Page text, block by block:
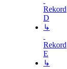
Rekord
D
↳
Rekord
E
↳